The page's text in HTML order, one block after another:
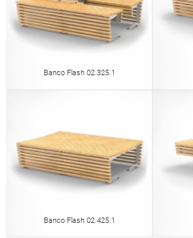
Banco Flash 02.325.1
Banco Flash 02.425.1